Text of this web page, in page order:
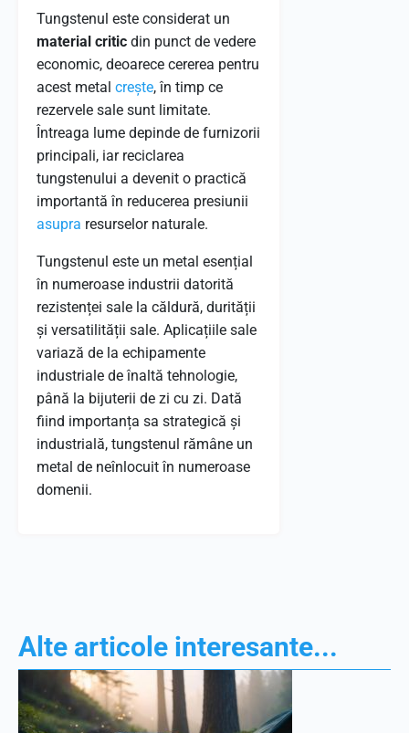
Tungstenul este considerat un
material critic din punct de vedere
economic, deoarece cererea pentru
acest metal crește, în timp ce
rezervele sale sunt limitate.
Întreaga lume depinde de furnizorii
principali, iar reciclarea
tungstenului a devenit o practică
importantă în reducerea presiunii
asupra resurselor naturale.
Tungstenul este un metal esențial
în numeroase industrii datorită
rezistenței sale la căldură, durității
și versatilității sale. Aplicațiile sale
variază de la echipamente
industriale de înaltă tehnologie,
până la bijuterii de zi cu zi. Dată
fiind importanța sa strategică și
industrială, tungstenul rămâne un
metal de neînlocuit în numeroase
domenii.
Alte articole interesante...